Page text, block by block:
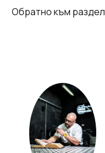
Обратно към раздел